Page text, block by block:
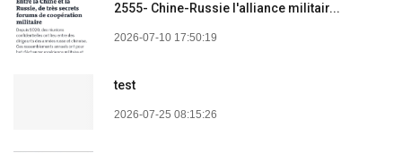
2555- Chine-Russie l'alliance militair...
2026-07-10 17:50:19
test
2026-07-25 08:15:26